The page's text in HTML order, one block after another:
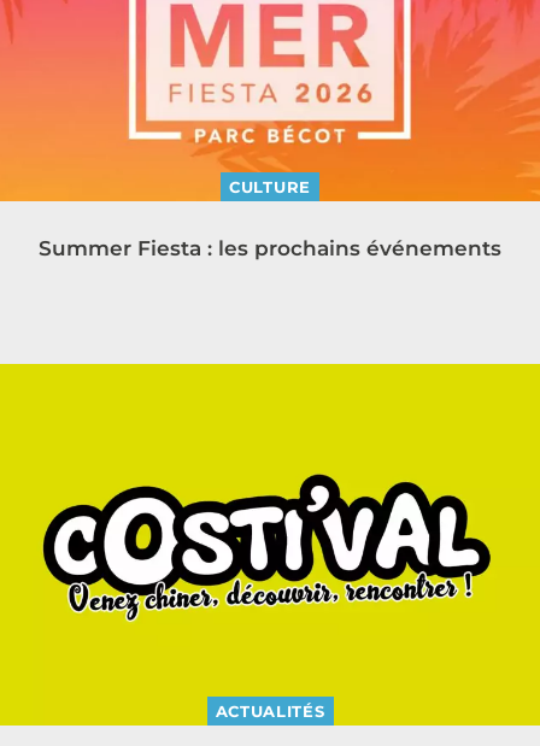
CULTURE
Summer Fiesta : les prochains événements
ACTUALITÉS